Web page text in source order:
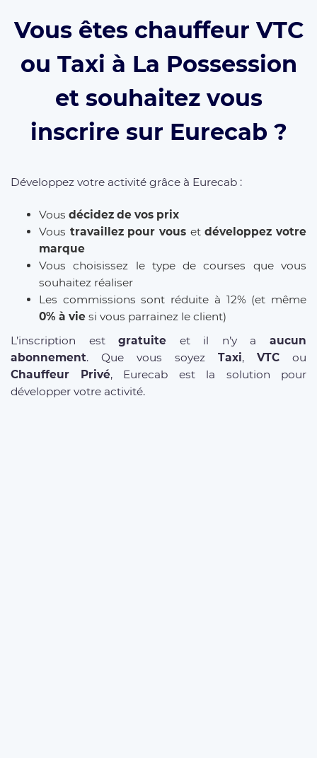
Vous êtes chauffeur VTC
ou Taxi à La Possession
et souhaitez vous
inscrire sur Eurecab ?
Développez votre activité grâce à Eurecab :
Vous décidez de vos prix
Vous travaillez pour vous etdéveloppez votre
marque
Vous choisissez le type de courses que vous
souhaitez réaliser
Les commissions sont réduite à 12% (et même
0% à vie si vous parrainez le client)
L’inscription estgratuite et il n’y aaucun
abonnement. Que vous soyez Taxi, VTC ou
Chauffeur Privé, Eurecab est la solution pour
développer votre activité.